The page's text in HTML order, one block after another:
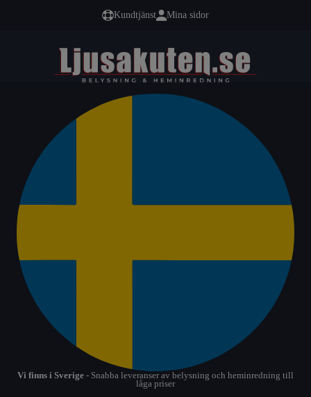
Kundtjänst Mina sidor
Vi finns i Sverige - Snabba leveranser av belysning och heminredning till
låga priser